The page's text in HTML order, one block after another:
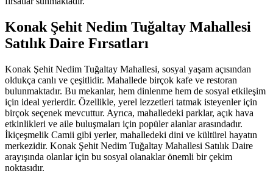
Konak Şehit Nedim Tuğaltay Mahallesi
Satılık Daire Fırsatları
Konak Şehit Nedim Tuğaltay Mahallesi, sosyal yaşam açısından
oldukça canlı ve çeşitlidir. Mahallede birçok kafe ve restoran
bulunmaktadır. Bu mekanlar, hem dinlenme hem de sosyal etkileşim
için ideal yerlerdir. Özellikle, yerel lezzetleri tatmak isteyenler için
birçok seçenek mevcuttur. Ayrıca, mahalledeki parklar, açık hava
etkinlikleri ve aile buluşmaları için popüler alanlar arasındadır.
İkiçeşmelik Camii gibi yerler, mahalledeki dini ve kültürel hayatın
merkezidir. Konak Şehit Nedim Tuğaltay Mahallesi Satılık Daire
arayışında olanlar için bu sosyal olanaklar önemli bir çekim
noktasıdır.